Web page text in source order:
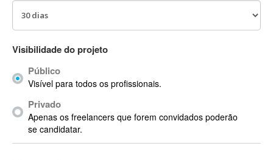
ACPI
ACT
Actian
Actimize
ActionScript
ActionScript 3
Visibilidade do projeto
Público
Visível para todos os profissionais.
Privado
Apenas os freelancers que forem convidados poderão
se candidatar.